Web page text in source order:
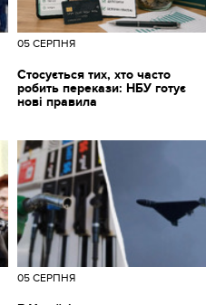
05 СЕРПНЯ
Стосується тих, хто часто
робить перекази: НБУ готує
нові правила
05 СЕРПНЯ